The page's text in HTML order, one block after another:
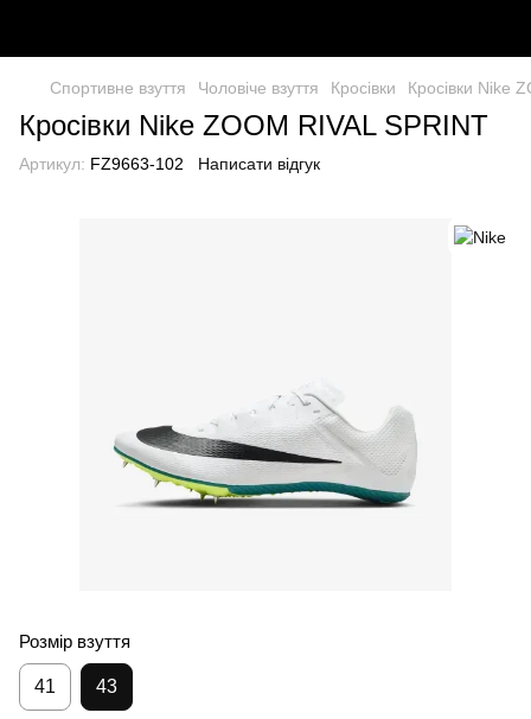
Спортивне взуття Чоловіче взуття Кросівки Кросівки Nike
Кросівки Nike ZOOM RIVAL SPRINT
Артикул: FZ9663-102 Написати відгук
Розмір взуття
41 43